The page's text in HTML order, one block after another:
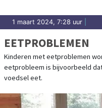
1 maart 2024, 7:28 uur
EETPROBLEMEN
Kinderen met eetproblemen
eetprobleem is bijvoorbeeld
voedsel eet.